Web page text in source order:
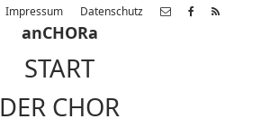
Impressum Datenschutz
anCHORa
START
DER CHOR